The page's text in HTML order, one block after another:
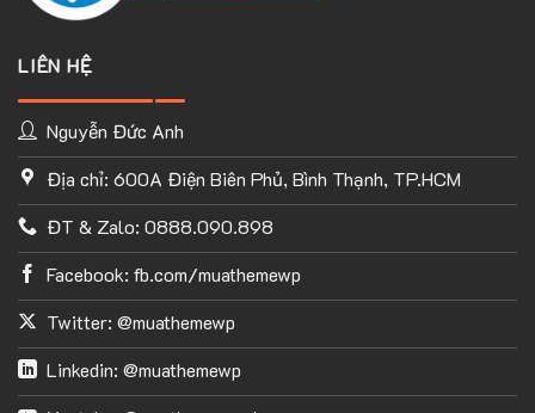
LIÊN HỆ
Nguyễn Đức Anh
Địa chỉ: 600A Điện Biên Phủ, Bình Thạnh, TP.HCM
ĐT & Zalo: 0888.090.898
Facebook: fb.com/muathemewp
Twitter: @muathemewp
Linkedin: @muathemewp